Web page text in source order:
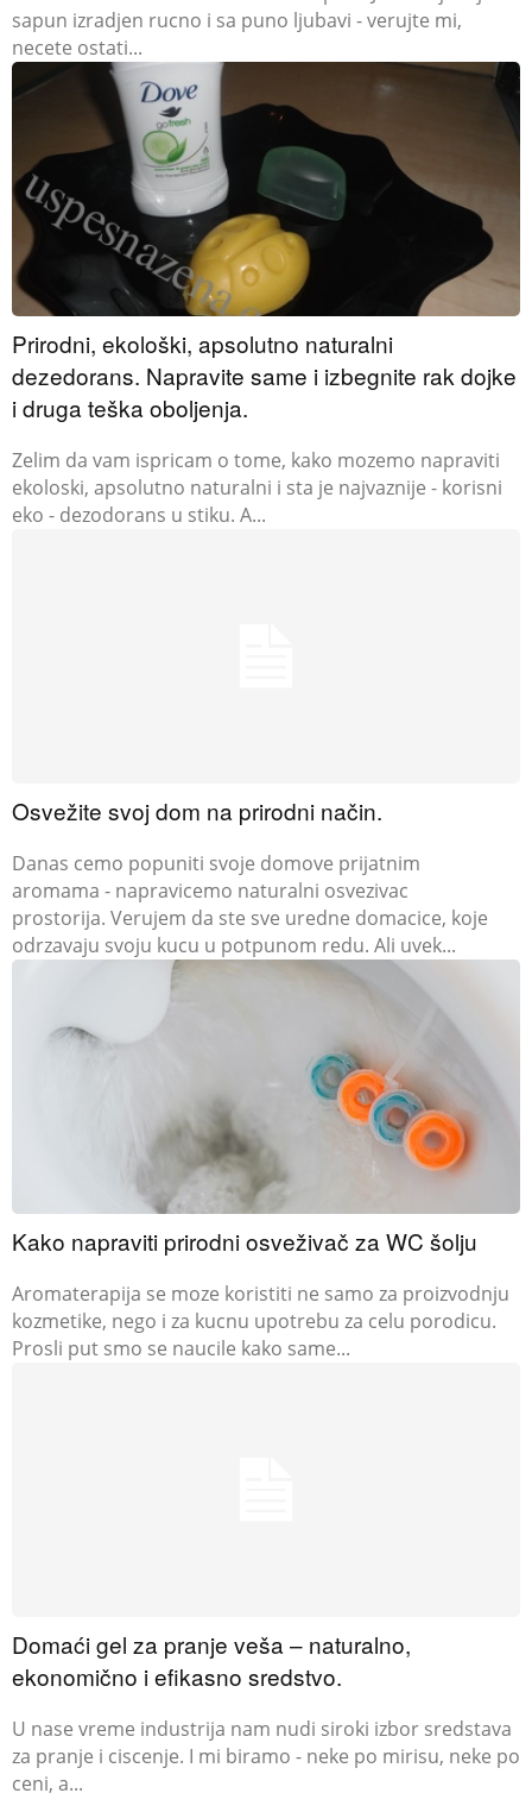
sapun izradjen rucno i sa puno ljubavi - verujte mi,
necete ostati...
Prirodni, ekološki, apsolutno naturalni
dezedorans. Napravite same i izbegnite rak dojke
i druga teška oboljenja.
Zelim da vam ispricam o tome, kako mozemo napraviti
ekoloski, apsolutno naturalni i sta je najvaznije - korisni
eko - dezodorans u stiku. A...
Osvežite svoj dom na prirodni način.
Danas cemo popuniti svoje domove prijatnim
aromama - napravicemo naturalni osvezivac
prostorija. Verujem da ste sve uredne domacice, koje
odrzavaju svoju kucu u potpunom redu. Ali uvek...
Kako napraviti prirodni osveživač za WC šolju
Aromaterapija se moze koristiti ne samo za proizvodnju
kozmetike, nego i za kucnu upotrebu za celu porodicu.
Prosli put smo se naucile kako same...
Domaći gel za pranje veša – naturalno,
ekonomično i efikasno sredstvo.
U nase vreme industrija nam nudi siroki izbor sredstava
za pranje i ciscenje. I mi biramo - neke po mirisu, neke po
ceni, a...